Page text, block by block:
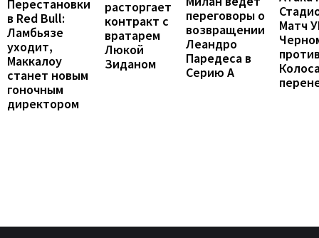
Перестановки
в Red Bull:
Ламбьязе
уходит,
Маккалоу
станет новым
гоночным
директором
расторгает
контракт с
вратарем
Люкой
Зиданом
переговоры о
возвращении
Леандро
Паредеса в
Серию А
Матч